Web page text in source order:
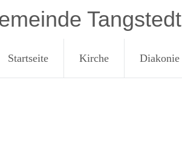
Tangstedt
Startseite Kirche Diakonie